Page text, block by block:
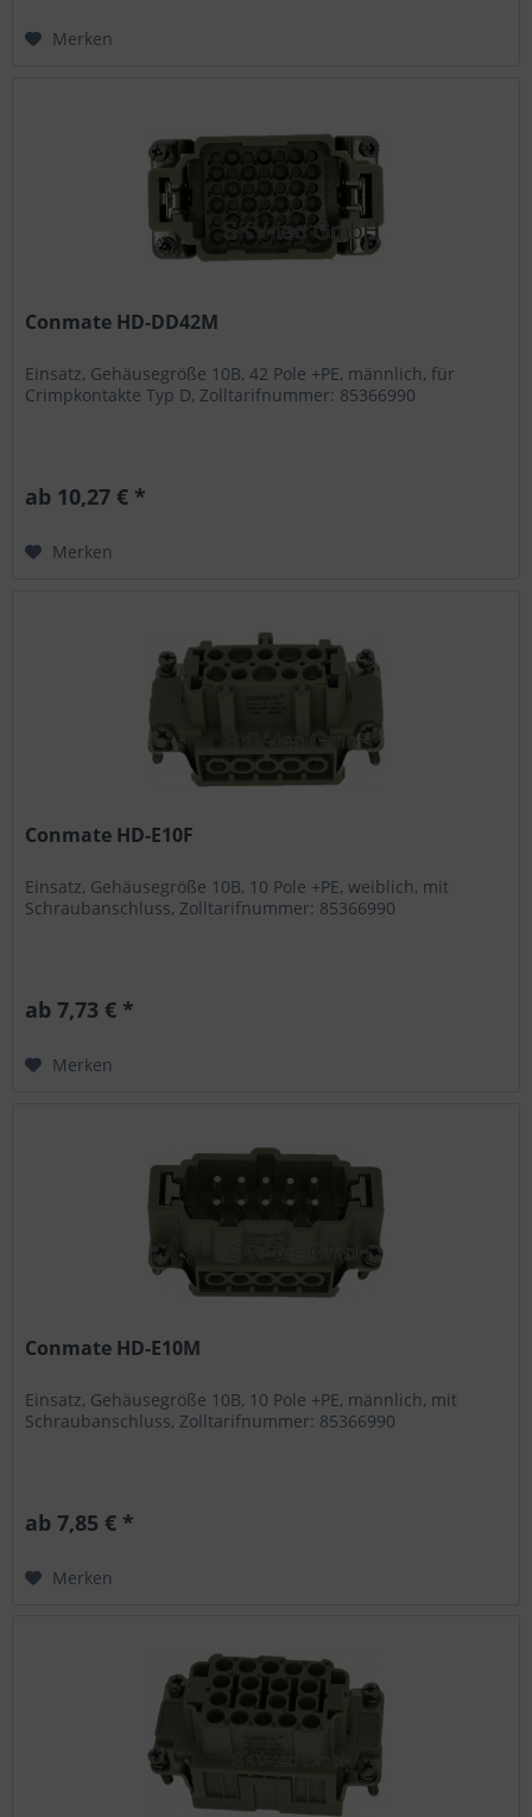
Merken
Conmate HD-DD42M
Einsatz, Gehäusegröße 10B, 42 Pole +PE, männlich, für
Crimpkontakte Typ D, Zolltarifnummer: 85366990
ab 10,27 € *
Merken
Conmate HD-E10F
Einsatz, Gehäusegröße 10B, 10 Pole +PE, weiblich, mit
Schraubanschluss, Zolltarifnummer: 85366990
ab 7,73 € *
Merken
Conmate HD-E10M
Einsatz, Gehäusegröße 10B, 10 Pole +PE, männlich, mit
Schraubanschluss, Zolltarifnummer: 85366990
ab 7,85 € *
Merken